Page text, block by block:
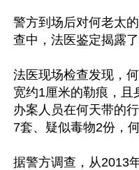
警方到场后对何老太
查中，法医鉴定揭露了
法医现场检查发现，
宽约1厘米的勒痕，且
办案人员在何天带的
7套、疑似毒物2份，
据警方调查，从2013